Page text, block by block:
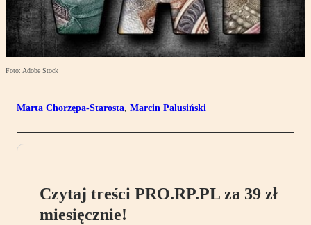
Foto: Adobe Stock
Marta Chorzępa-Starosta, Marcin Palusiński
Czytaj treści PRO.RP.PL za 39 zł
miesięcznie!